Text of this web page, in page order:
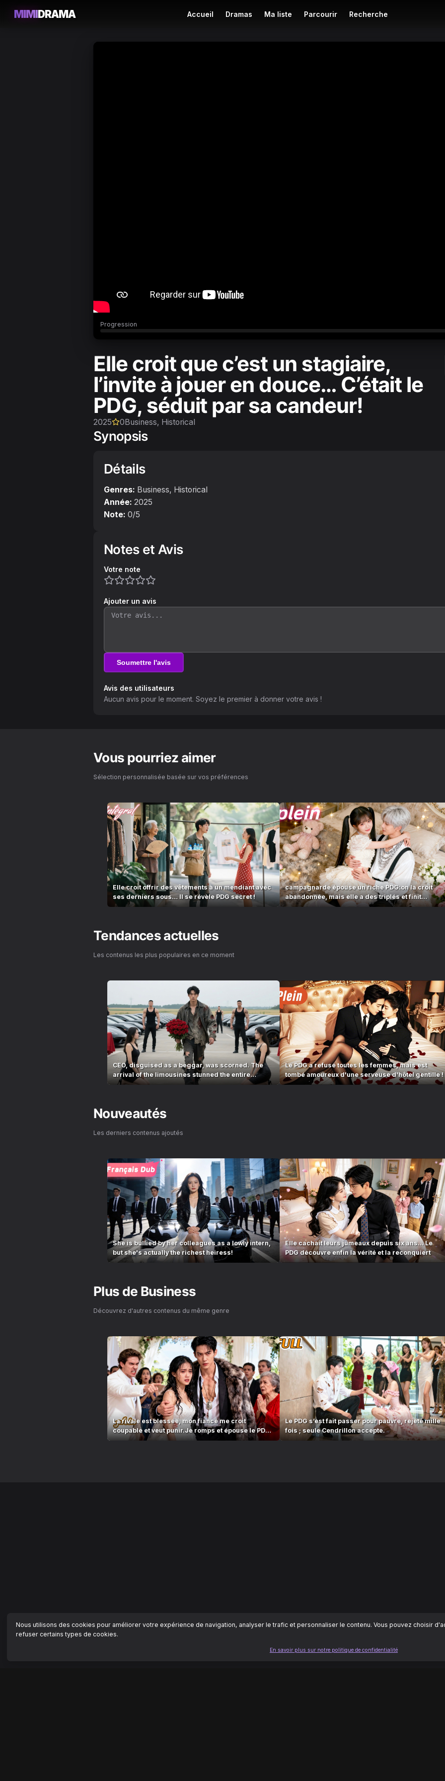
MIMIDRAMA Accueil Dramas Ma liste Parcourir Recherche
Progression
Elle croit que c’est un stagiaire,
l’invite à jouer en douce… C’était le
PDG, séduit par sa candeur!
2025 0Business, Historical
Synopsis
Détails
Genres: Business, Historical
Année: 2025
Note: 0/5
Notes et Avis
Votre note
Ajouter un avis
Soumettre l'avis
Avis des utilisateurs
Aucun avis pour le moment. Soyez le premier à donner votre avis !
Vous pourriez aimer
Sélection personnalisée basée sur vos préférences
Elle croit offrir des vêtements à un mendiant avec
ses derniers sous… Il se révèle PDG secret !
campagnarde épouse un riche PDG:on la croit
abandonnée, mais elle a des triplés et finit
choyée!
Tendances actuelles
Les contenus les plus populaires en ce moment
CEO, disguised as a beggar, was scorned. The
arrival of the limousines stunned the entire
village!
Le PDG a refusé toutes les femmes, mais est
tombé amoureux d'une serveuse d'hôtel gentille !
Nouveautés
Les derniers contenus ajoutés
She is bullied by her colleagues as a lowly intern,
but she's actually the richest heiress!
Elle cachait leurs jumeaux depuis six ans… Le
PDG découvre enfin la vérité et la reconquiert
Plus de Business
Découvrez d'autres contenus du même genre
La rivale est blessée, mon fiancé me croit
coupable et veut punir.Je romps et épouse le PDG
qui aime
Le PDG s’est fait passer pour pauvre, rejeté mille
fois ; seule Cendrillon accepte.
Nous utilisons des cookies pour améliorer votre expérience de navigation, analyser le trafic et personnaliser le contenu. Vous pouvez choisir
refuser certains types de cookies.
En savoir plus sur notre politique de confidentialité